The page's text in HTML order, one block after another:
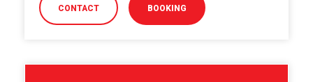
CONTACT BOOKING